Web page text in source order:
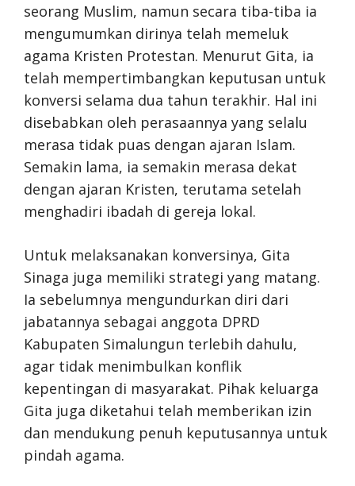
seorang Muslim, namun secara tiba-tiba ia
mengumumkan dirinya telah memeluk
agama Kristen Protestan. Menurut Gita, ia
telah mempertimbangkan keputusan untuk
konversi selama dua tahun terakhir. Hal ini
disebabkan oleh perasaannya yang selalu
merasa tidak puas dengan ajaran Islam.
Semakin lama, ia semakin merasa dekat
dengan ajaran Kristen, terutama setelah
menghadiri ibadah di gereja lokal.
Untuk melaksanakan konversinya, Gita
Sinaga juga memiliki strategi yang matang.
Ia sebelumnya mengundurkan diri dari
jabatannya sebagai anggota DPRD
Kabupaten Simalungun terlebih dahulu,
agar tidak menimbulkan konflik
kepentingan di masyarakat. Pihak keluarga
Gita juga diketahui telah memberikan izin
dan mendukung penuh keputusannya untuk
pindah agama.